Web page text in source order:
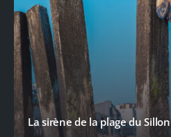
La sirène de la plage du Sillon